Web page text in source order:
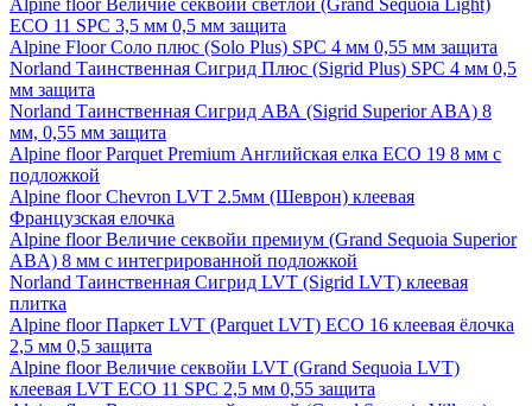
Alpine floor Величие секвойи светлой (Grand Sequoia Light)
ECO 11 SPC 3,5 мм 0,5 мм защита
Alpine Floor Соло плюс (Solo Plus) SPC 4 мм 0,55 мм защита
Norland Таинственная Сигрид Плюс (Sigrid Plus) SPC 4 мм 0,5
мм защита
Norland Таинственная Сигрид АВА (Sigrid Superior ABA) 8
мм, 0,55 мм защита
Alpine floor Parquet Premium Английская елка ECO 19 8 мм с
подложкой
Alpine floor Chevron LVT 2.5мм (Шеврон) клеевая
Французская елочка
Alpine floor Величие секвойи премиум (Grand Sequoia Superior
ABA) 8 мм с интегрированной подложкой
Norland Таинственная Сигрид LVT (Sigrid LVT) клеевая
плитка
Alpine floor Паркет LVT (Parquet LVT) ECO 16 клеевая ёлочка
2,5 мм 0,5 защита
Alpine floor Величие секвойи LVT (Grand Sequoia LVT)
клеевая LVT ECO 11 SPC 2,5 мм 0,55 защита